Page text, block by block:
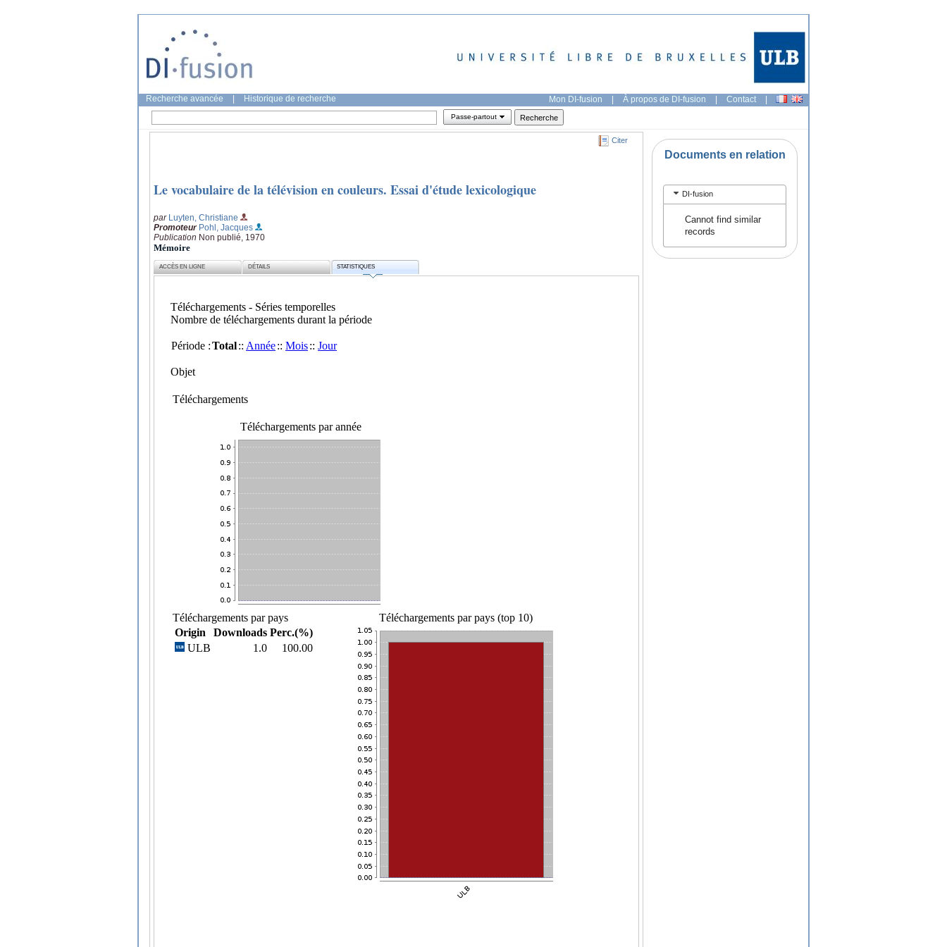
Recherche avancée Historique de recherche Mon DI-fusion | À propos de DI-fusion | Contact |
Passe-partout
Citer
Le vocabulaire de la télévision en couleurs. Essai d'étude lexicologique
par Luyten, Christiane
Promoteur Pohl, Jacques
Publication Non publié, 1970
Mémoire
ACCÈS EN LIGNE DÉTAILS STATISTIQUES
Documents en relation
DI-fusion
Cannot find similar
records